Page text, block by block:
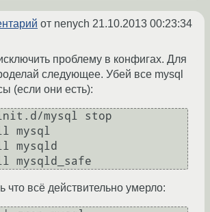
от nenych 21.10.2013 00:23:34
проблему в конфигах. Для
следующее. Убей все mysql
(если они есть):
mysql stop
mysql
mysqld
что всё действительно умерло: